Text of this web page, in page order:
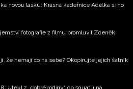
novou lásku: Krásná kadeřnice Adélka si ho
fotografie z filmu promluvil Zdeněk
že nemají co na sebe? Okopírujte jejich šatník
Utekl z „dobré rodiny“ do squatu na